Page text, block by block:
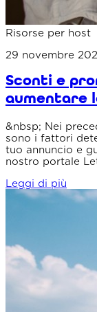
Risorse per host
29 novembre
Sconti e
aumentare
&nbsp; Nei
sono i fattori
tuo annuncio e
nostro portale
Leggi di più